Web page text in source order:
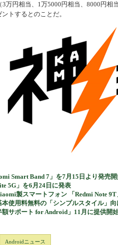
ロボット
3万円相当、1万5000円相当、8000円相
トするとのことだ。
Smart Band 7」を7月15日より発売
5G」を6月24日に発表
製スマートフォン 「Redmi Note
本使用料無料の「シンプルスタイル」
額サポート for Android」11月に提供開
Androidニュース